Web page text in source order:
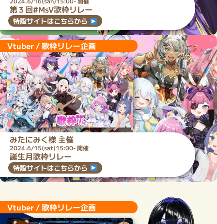
第３回#MsV歌枠リレー
特設サイトはこちらから
Vtuber / 歌枠リレー企画
みたにみく様 主催
2024.6/15(sat)15:00- 開催
誕生月歌枠リレー
特設サイトはこちらから
Vtuber / 歌枠リレー企画